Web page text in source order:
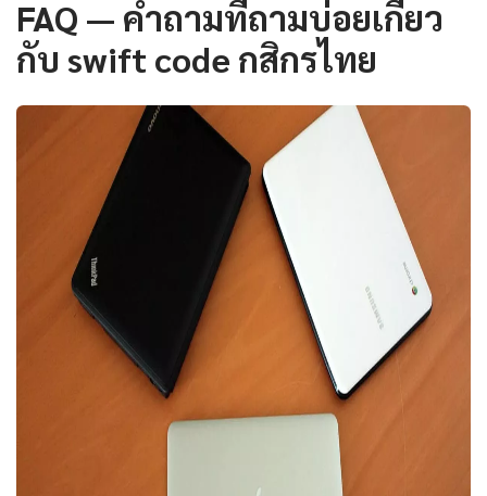
FAQ — คำถามที่ถามบ่อยเกี่ยว
กับ swift code กสิกรไทย